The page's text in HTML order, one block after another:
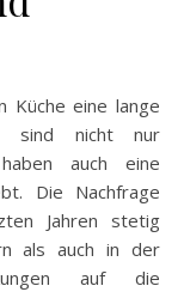
sind nicht nur
auch eine
Die Nachfrage
Jahren stetig
als auch in der
auf die